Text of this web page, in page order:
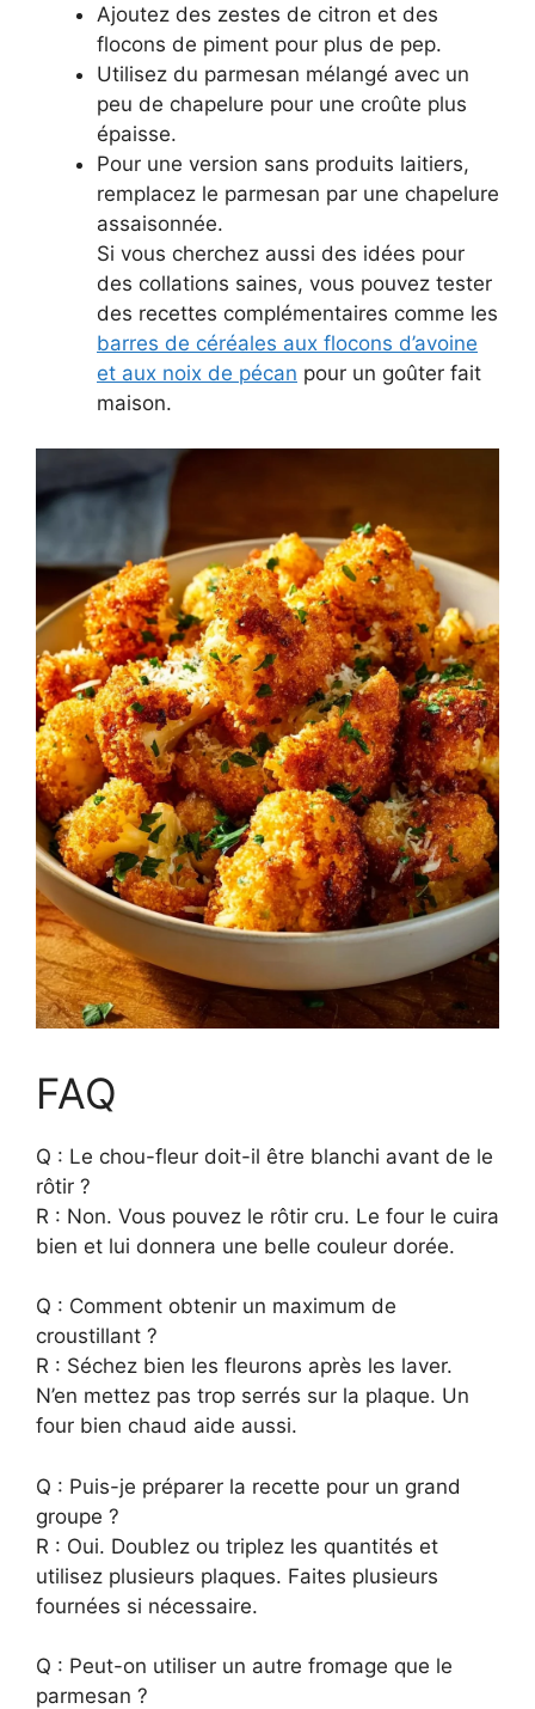
Ajoutez des zestes de citron et des
flocons de piment pour plus de pep.
Utilisez du parmesan mélangé avec un
peu de chapelure pour une croûte plus
épaisse.
Pour une version sans produits laitiers,
remplacez le parmesan par une chapelure
assaisonnée.
Si vous cherchez aussi des idées pour
des collations saines, vous pouvez tester
des recettes complémentaires comme les
barres de céréales aux flocons d’avoine
et aux noix de pécan pour un goûter fait
maison.
FAQ
Q : Le chou-fleur doit-il être blanchi avant de le
rôtir ?
R : Non. Vous pouvez le rôtir cru. Le four le cuira
bien et lui donnera une belle couleur dorée.
Q : Comment obtenir un maximum de
croustillant ?
R : Séchez bien les fleurons après les laver.
N’en mettez pas trop serrés sur la plaque. Un
four bien chaud aide aussi.
Q : Puis-je préparer la recette pour un grand
groupe ?
R : Oui. Doublez ou triplez les quantités et
utilisez plusieurs plaques. Faites plusieurs
fournées si nécessaire.
Q : Peut-on utiliser un autre fromage que le
parmesan ?